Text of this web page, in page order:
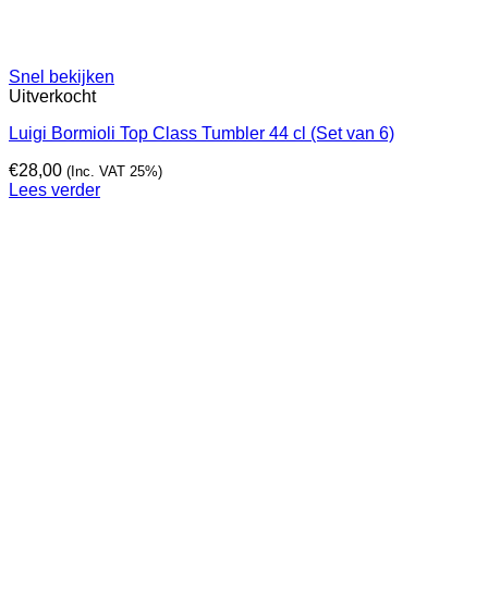
Snel bekijken
Uitverkocht
Luigi Bormioli Top Class Tumbler 44 cl (Set van 6)
€28,00 (Inc. VAT 25%)
Lees verder